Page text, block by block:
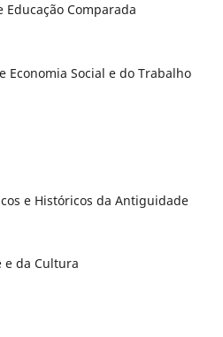
Educação Comparada
Economia Social e do Trabalho
e Históricos da Antiguidade
e da Cultura